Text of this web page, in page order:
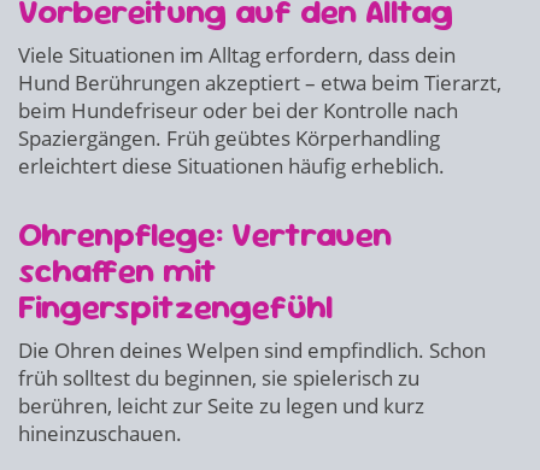
Vorbereitung auf den Alltag
Viele Situationen im Alltag erfordern, dass dein
Hund Berührungen akzeptiert – etwa beim Tierarzt,
beim Hundefriseur oder bei der Kontrolle nach
Spaziergängen. Früh geübtes Körperhandling
erleichtert diese Situationen häufig erheblich.
Ohrenpflege: Vertrauen
schaffen mit
Fingerspitzengefühl
Die Ohren deines Welpen sind empfindlich. Schon
früh solltest du beginnen, sie spielerisch zu
berühren, leicht zur Seite zu legen und kurz
hineinzuschauen.